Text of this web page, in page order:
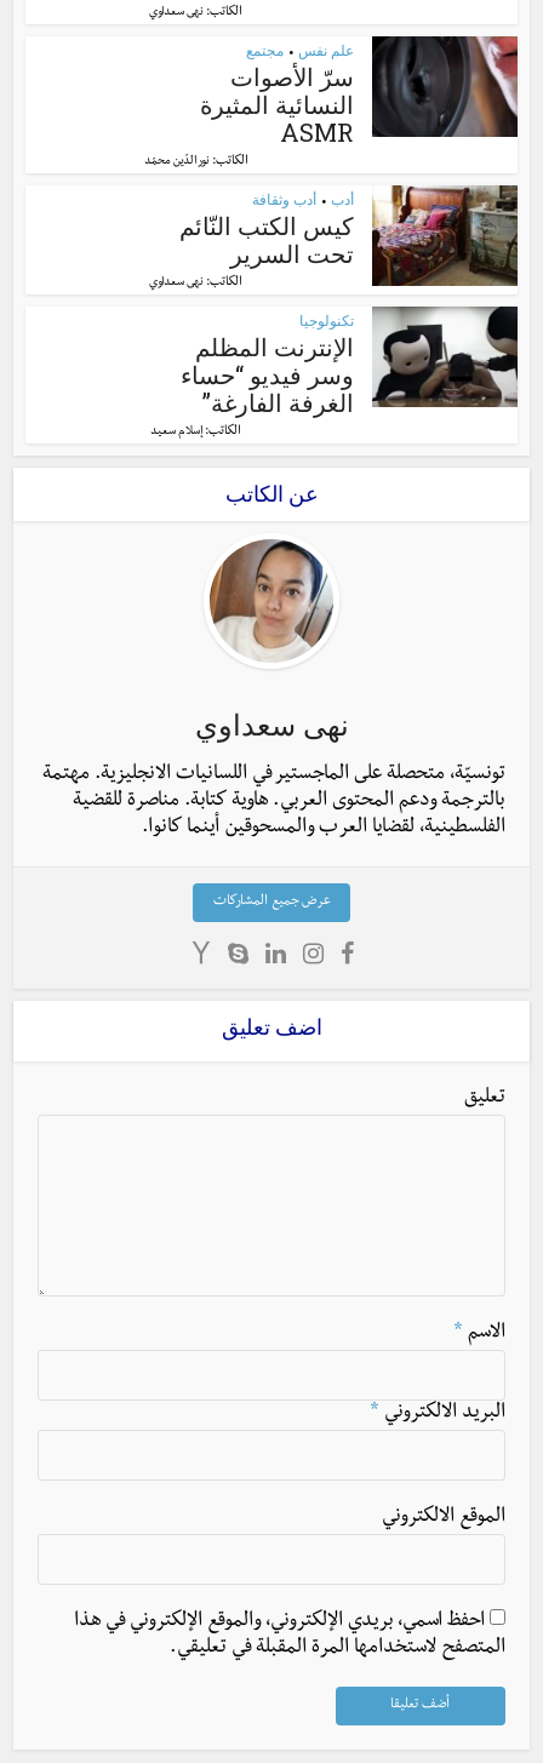
الكاتب: نهى سعداوي
علم نفس • مجتمع
سرّ الأصوات
النسائية المثيرة
ASMR
الكاتب:نور الدّين محمّد
أدب • أدب وثقافة
كيس الكتب النّائم
تحت السرير
الكاتب: نهى سعداوي
تكنولوجيا
الإنترنت المظلم
وسر فيديو “حساء
الغرفة الفارغة”
الكاتب: إسلام سعيد
عن الكاتب
نهى سعداوي
تونسيّة، متحصلة على الماجستير في اللسانيات الانجليزية. مهتمة
بالترجمة ودعم المحتوى العربي. هاوية كتابة. مناصرة للقضية
الفلسطينية، لقضايا العرب والمسحوقين أينما كانوا.
عرض جميع المشاركات
اضف تعليق
تعليق
الاسم *
البريد الالكتروني *
الموقع الالكتروني
احفظ اسمي، بريدي الإلكتروني، والموقع الإلكتروني في هذا
المتصفح لاستخدامها المرة المقبلة في تعليقي.